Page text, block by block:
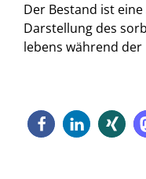
Der Bestand ist
Darstellung des
lebens während der